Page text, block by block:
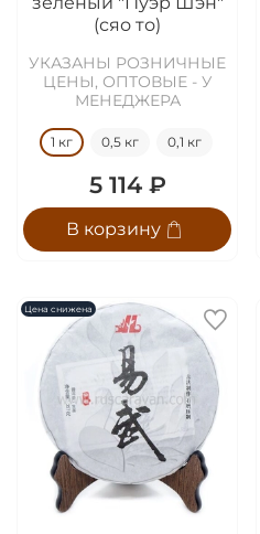
(сяо то)
УКАЗАНЫ РОЗНИЧНЫЕ
ЦЕНЫ, ОПТОВЫЕ - У
МЕНЕДЖЕРА
1 кг 0,5 кг 0,1 кг
5 114 ₽
В корзину
Цена снижена